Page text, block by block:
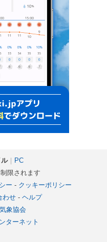
｜ PC
限されます
ー - クッキーポリシー
わせ- ヘルプ
象協会
ターネット